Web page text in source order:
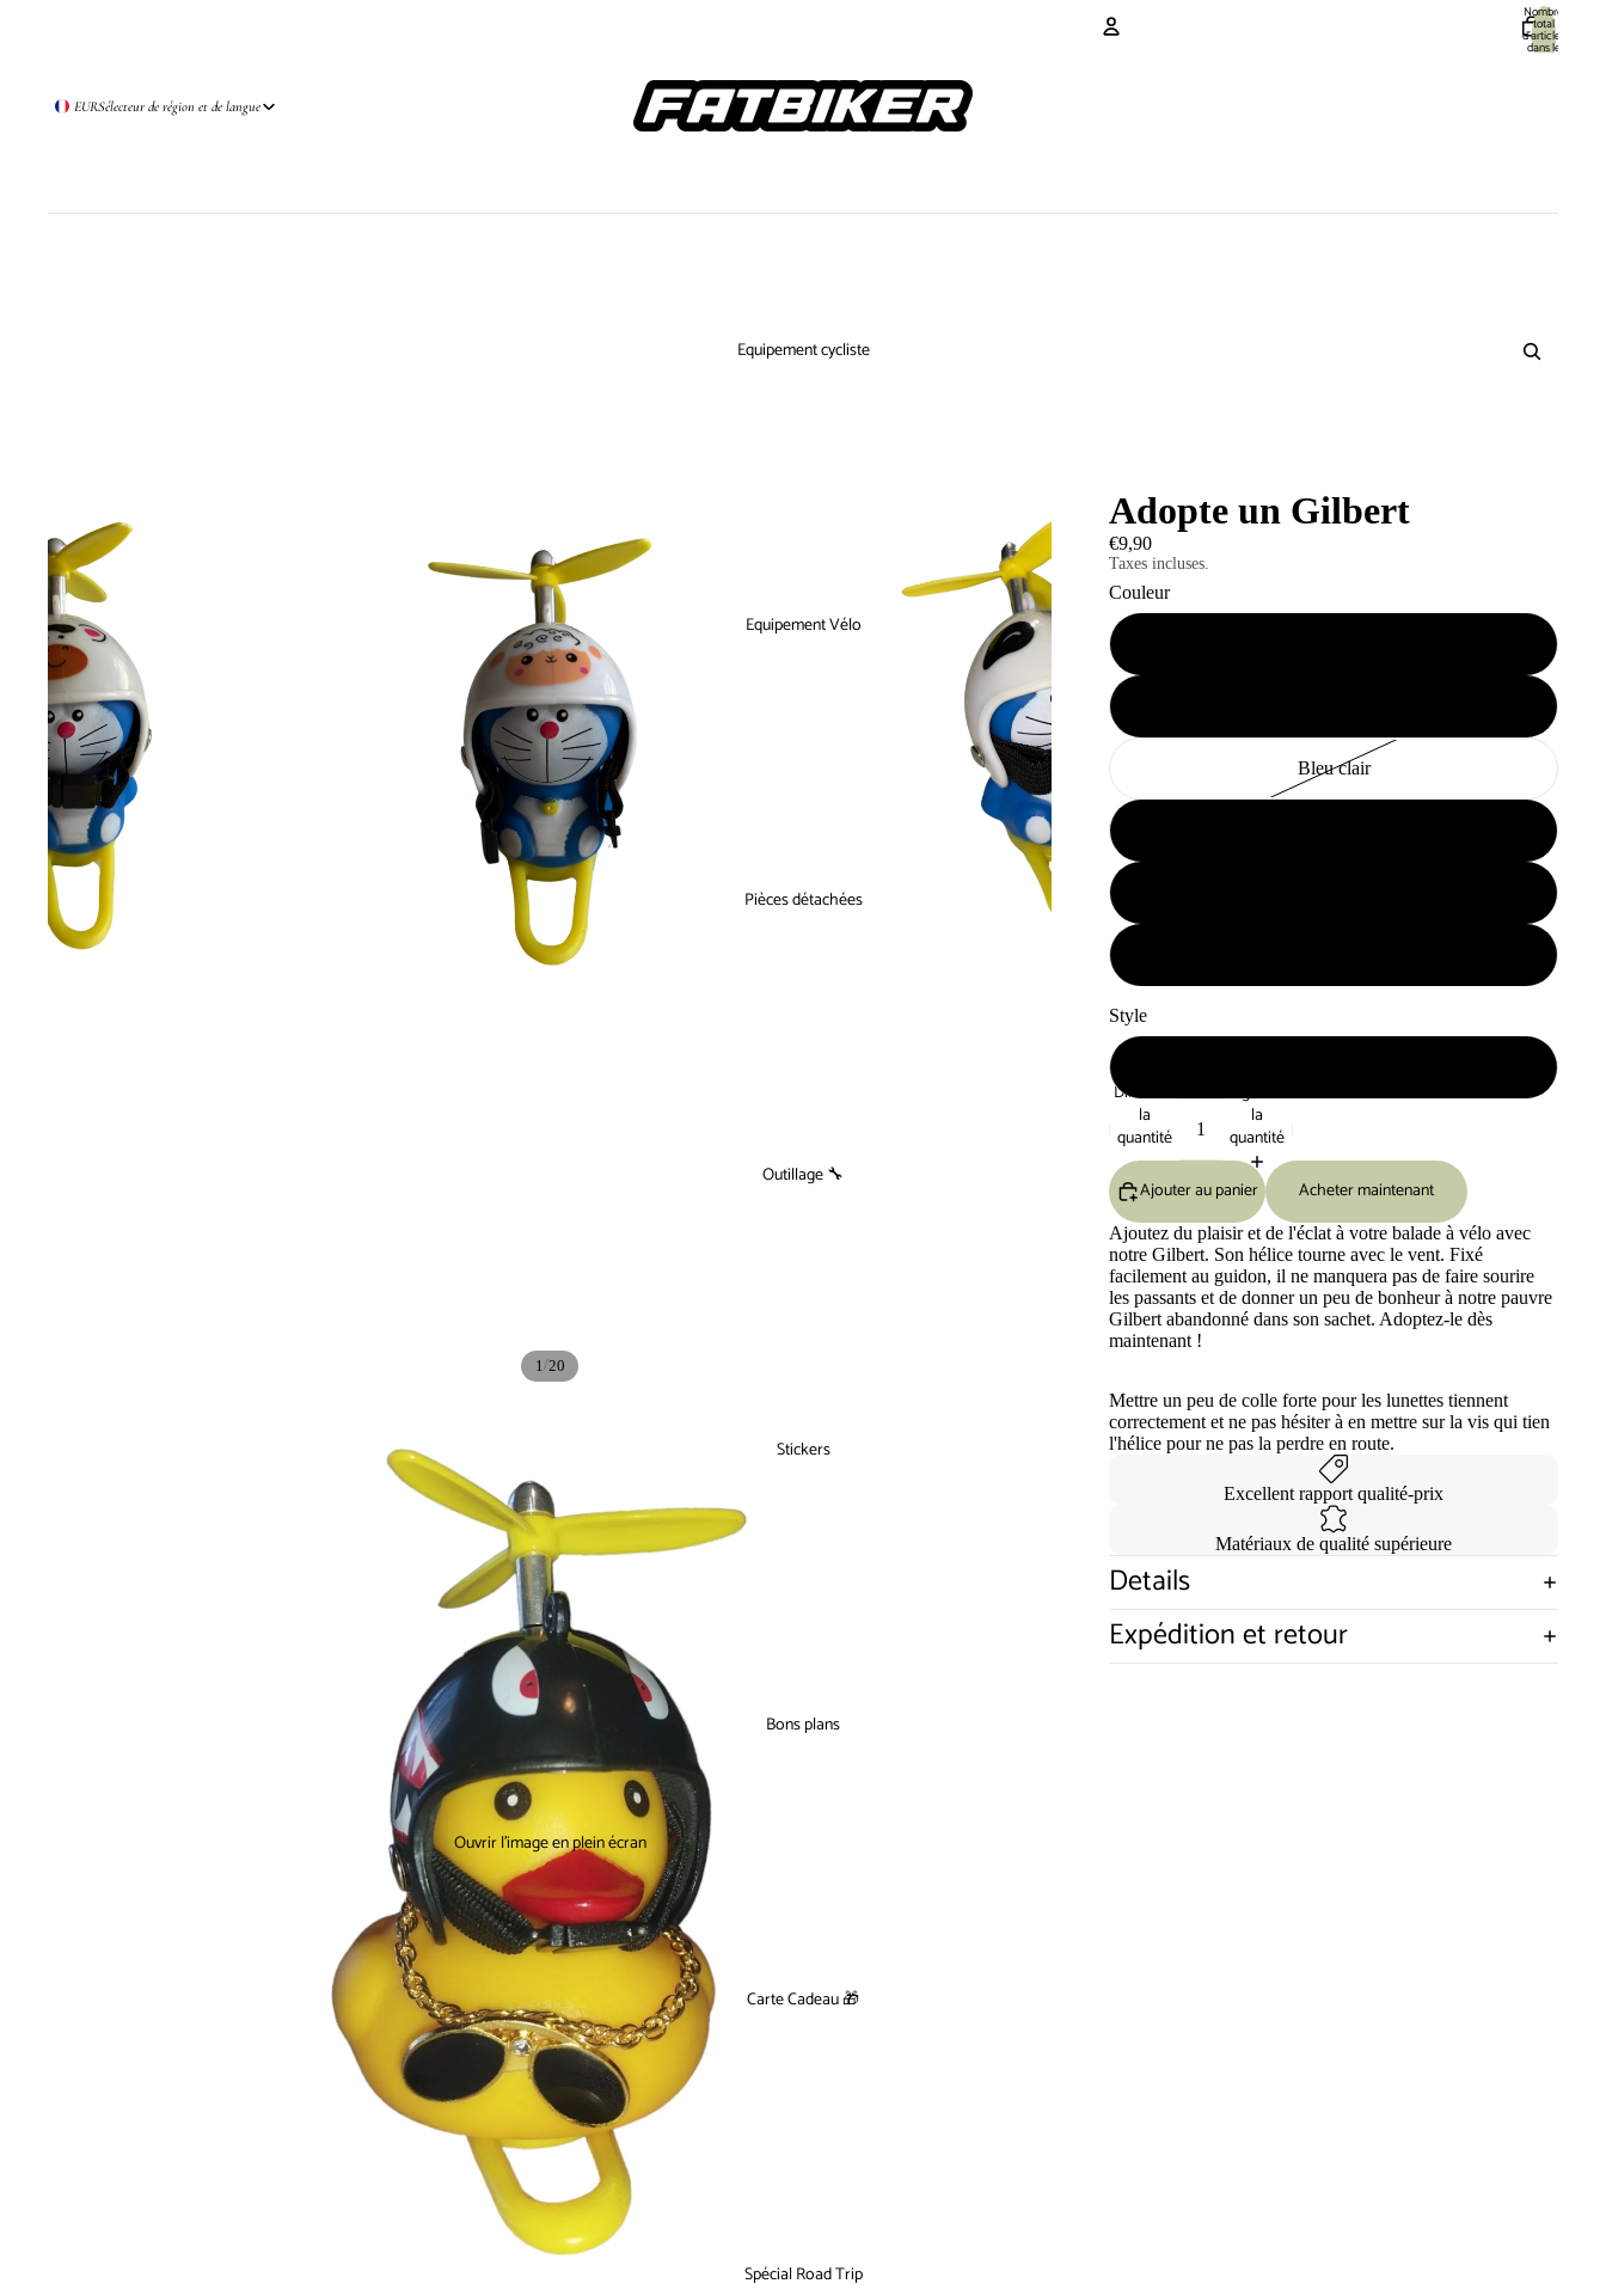
EURSélecteur de région et de langue
Nombre
total
d’articles
dans le
panier: 0
Equipement cycliste
Equipement Vélo
Pièces détachées
Outillage 🔧
Stickers
Bons plans
Carte Cadeau 🎁
Spécial Road Trip
1 /20
Ouvrir l’image en plein écran
Adopte un Gilbert
€9,90
Taxes incluses.
Couleur
Bleu clair
Style
Diminuer
la
quantité
Augmenter
la
quantité
Ajouter au panier
Acheter maintenant
Ajoutez du plaisir et de l'éclat à votre balade à vélo avec
notre Gilbert. Son hélice tourne avec le vent. Fixé
facilement au guidon, il ne manquera pas de faire sourire
les passants et de donner un peu de bonheur à notre pauvre
Gilbert abandonné dans son sachet. Adoptez-le dès
maintenant !
Mettre un peu de colle forte pour les lunettes tiennent
correctement et ne pas hésiter à en mettre sur la vis qui tien
l'hélice pour ne pas la perdre en route.
Excellent rapport qualité-prix
Matériaux de qualité supérieure
Details
Expédition et retour